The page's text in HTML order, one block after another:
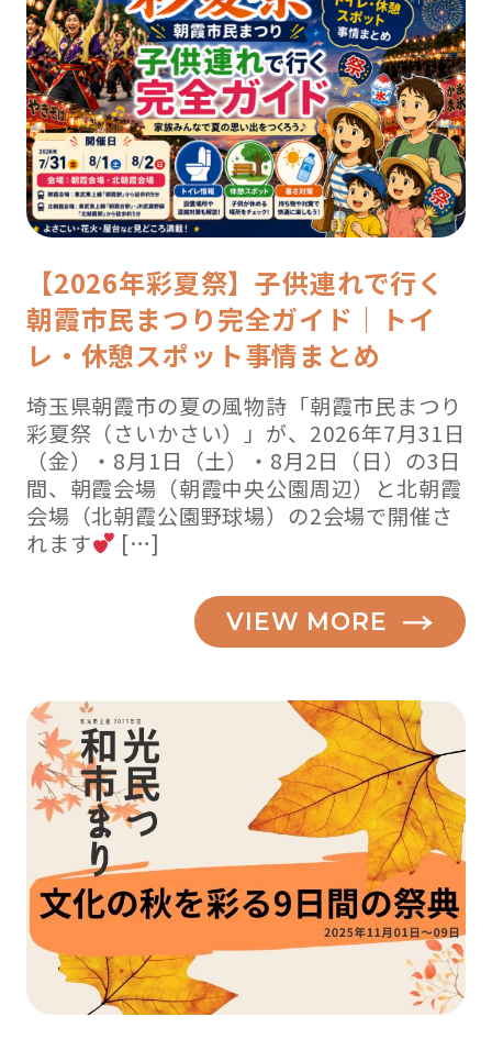
【2026年彩夏祭】子供連れで行く
朝霞市民まつり完全ガイド｜トイ
レ・休憩スポット事情まとめ
埼玉県朝霞市の夏の風物詩「朝霞市民まつり
彩夏祭（さいかさい）」が、2026年7月31日
（金）・8月1日（土）・8月2日（日）の3日
間、朝霞会場（朝霞中央公園周辺）と北朝霞
会場（北朝霞公園野球場）の2会場で開催さ
れます
[…]
VIEW MORE